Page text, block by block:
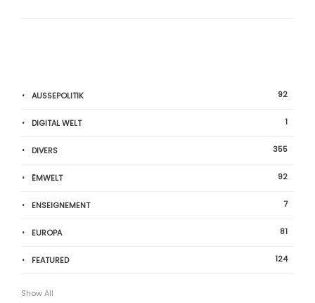
AUSSEPOLITIK 92
DIGITAL WELT 1
DIVERS 355
ËMWELT 92
ENSEIGNEMENT 7
EUROPA 81
FEATURED 124
Show All